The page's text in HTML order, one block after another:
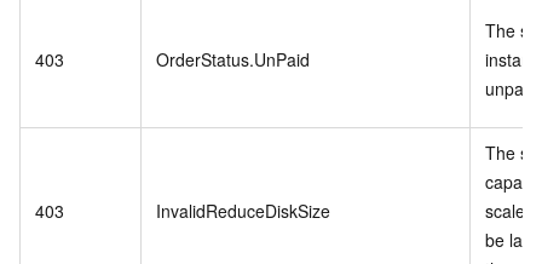
403 OrderStatus.UnPaid
The
403 InvalidReduceDiskSize
The
scale-
be